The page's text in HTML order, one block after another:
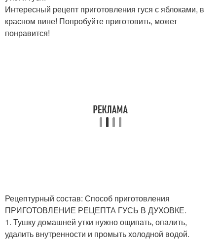
Интересный рецепт приготовления гуся с яблоками, в
красном вине! Попробуйте приготовить, может
понравится!
Рецептурный состав: Способ приготовления
ПРИГОТОВЛЕНИЕ РЕЦЕПТА ГУСЬ В ДУХОВКЕ.
1. Тушку домашней утки нужно ощипать, опалить,
удалить внутренности и промыть холодной водой.